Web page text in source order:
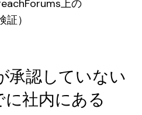
上の
）
承認していない
社内にある